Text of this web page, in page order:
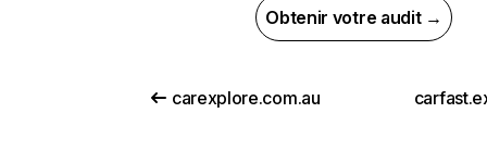
Obtenir votre audit →
carexplore.com.au